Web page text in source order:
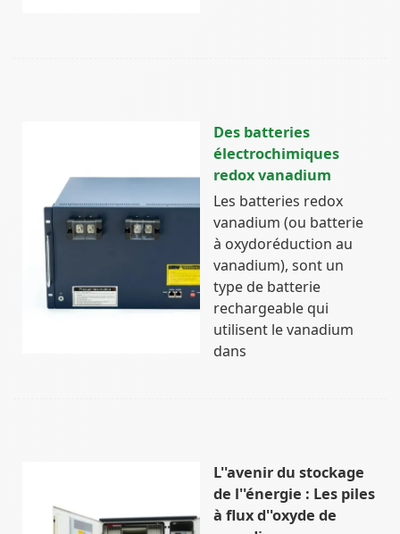
Des batteries
électrochimiques
redox vanadium
Les batteries redox
vanadium (ou batterie
à oxydoréduction au
vanadium), sont un
type de batterie
rechargeable qui
utilisent le vanadium
dans
L''avenir du stockage
de l''énergie : Les piles
à flux d''oxyde de